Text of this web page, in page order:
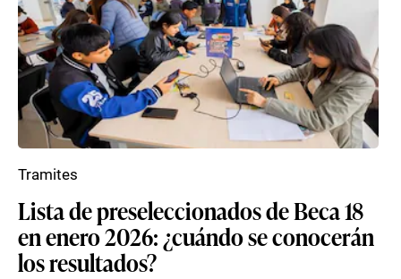
Lista de preseleccionados de Beca 18
en enero 2026: ¿cuándo se conocerán
los resultados?
Tramites